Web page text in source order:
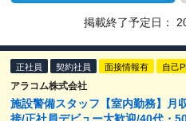
掲載終了予定日：
正社員 契約社員 面接情報有 自己
アラコム株式会社
施設警備スタッフ【室内勤務】月